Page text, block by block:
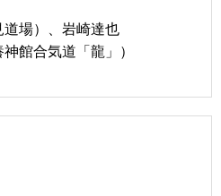
場）、岩崎達也
館合気道「龍」）